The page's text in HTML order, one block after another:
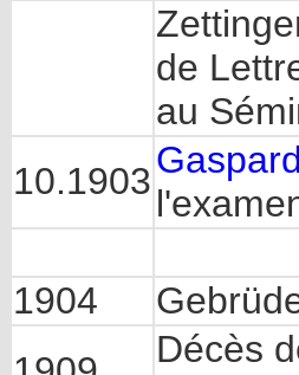
de
au
10.1903
1904
Décès